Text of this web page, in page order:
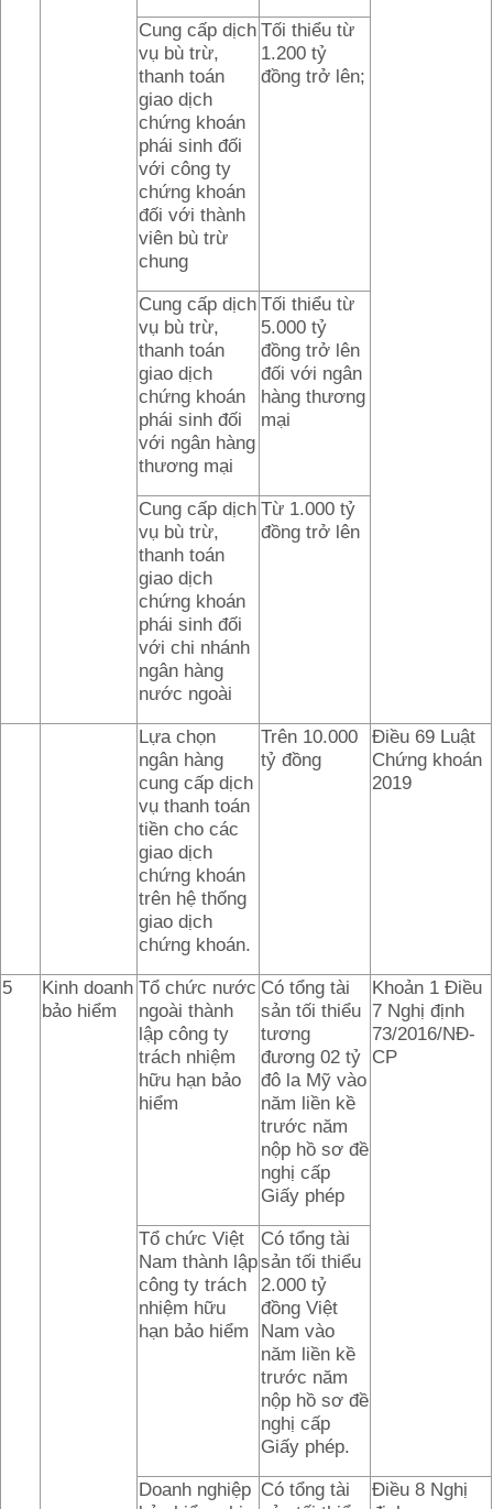
Cung cấp dịch
vụ bù trừ,
thanh toán
giao dịch
chứng khoán
phái sinh đối
với công ty
chứng khoán
đối với thành
viên bù trừ
chung
Tối thiểu từ
1.200 tỷ
đồng trở lên;
Cung cấp dịch
vụ bù trừ,
thanh toán
giao dịch
chứng khoán
phái sinh đối
với ngân hàng
thương mại
Tối thiểu từ
5.000 tỷ
đồng trở lên
đối với ngân
hàng thương
mại
Cung cấp dịch
vụ bù trừ,
thanh toán
giao dịch
chứng khoán
phái sinh đối
với chi nhánh
ngân hàng
nước ngoài
Từ 1.000 tỷ
đồng trở lên
Lựa chọn
ngân hàng
cung cấp dịch
vụ thanh toán
tiền cho các
giao dịch
chứng khoán
trên hệ thống
giao dịch
chứng khoán.
Trên 10.000
tỷ đồng
Điều 69 Luật
Chứng khoán
2019
5
Kinh doanh
bảo hiểm
Tổ chức nước
ngoài thành
lập công ty
trách nhiệm
hữu hạn bảo
hiểm
Có tổng tài
sản tối thiểu
tương
đương 02 tỷ
đô la Mỹ vào
năm liền kề
trước năm
nộp hồ sơ đề
nghị cấp
Giấy phép
Khoản 1 Điều
7 Nghị định
73/2016/NĐ-
CP
Tổ chức Việt
Nam thành lập
công ty trách
nhiệm hữu
hạn bảo hiểm
Có tổng tài
sản tối thiểu
2.000 tỷ
đồng Việt
Nam vào
năm liền kề
trước năm
nộp hồ sơ đề
nghị cấp
Giấy phép.
Doanh nghiệp Có tổng tài
Điều 8 Nghị